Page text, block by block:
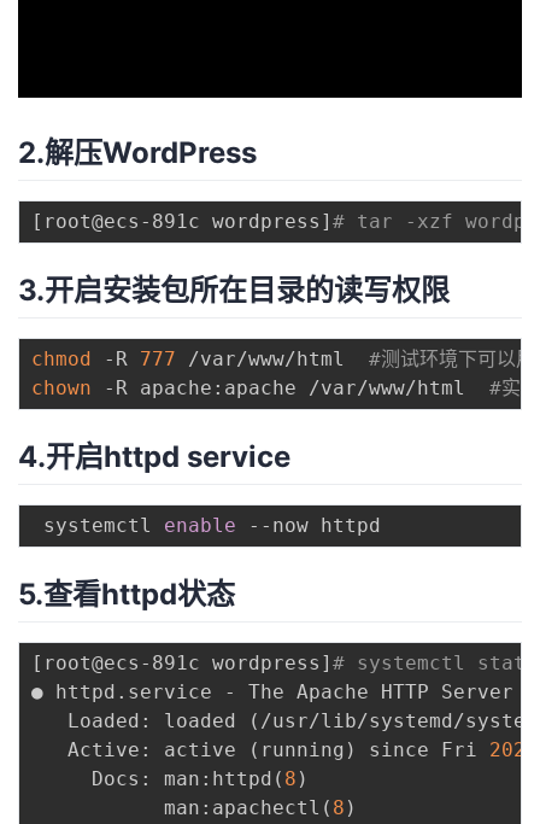
2.解压WordPress
[ root@ecs-891c wordpress ] # tar -xzf
3.开启安装包所在目录的读写权限
chmod -R 777 /var/www/html #测试环境下可以
chown -R apache:apache /var/www/html #实
4.开启httpd service
systemctl enable
5.查看httpd状态
[ root@ecs-891c wordpress ] # systemctl
● httpd.service - The Apache HTTP Server
   Loaded: loaded
( /usr/lib/systemd/
   Active: active
( running ) since Fri 2022
     Docs: man:httpd
( 8 )
           man:apachectl
( 8 )